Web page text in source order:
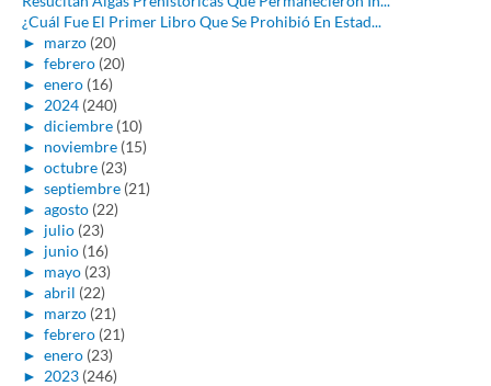
¿Cuál Fue El Primer Libro Que Se Prohibió En Estad...
► marzo (20)
► febrero (20)
► enero (16)
► 2024 (240)
► diciembre (10)
► noviembre (15)
► octubre (23)
► septiembre (21)
► agosto (22)
► julio (23)
► junio (16)
► mayo (23)
► abril (22)
► marzo (21)
► febrero (21)
► enero (23)
► 2023 (246)